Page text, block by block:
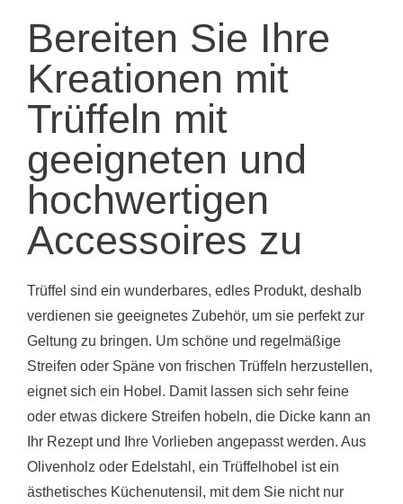
Bereiten Sie Ihre
Kreationen mit
Trüffeln mit
geeigneten und
hochwertigen
Accessoires zu
Trüffel sind ein wunderbares, edles Produkt, deshalb
verdienen sie geeignetes Zubehör, um sie perfekt zur
Geltung zu bringen. Um schöne und regelmäßige
Streifen oder Späne von frischen Trüffeln herzustellen,
eignet sich ein Hobel. Damit lassen sich sehr feine
oder etwas dickere Streifen hobeln, die Dicke kann an
Ihr Rezept und Ihre Vorlieben angepasst werden. Aus
Olivenholz oder Edelstahl, ein Trüffelhobel ist ein
ästhetisches Küchenutensil, mit dem Sie nicht nur